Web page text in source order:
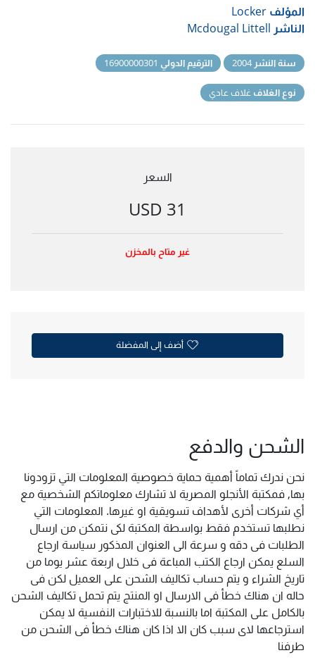
المؤلف Locker
الناشر Mcdougal Littell
سنة النشر الترقيم الدولي
نوع الغلاف غلاف عادي
السعر
31 USD
غير متاح بالمخزن
أضف إلى المفضلة
الشحن والدفع
نحن ندرك تماماً أهمية حماية خصوصية المعلومات التي تزودونا
بها, فمكتبة الأنجلو المصرية لا تشارك معلوماتكم الشخصية مع
أي شركات أخرى لأهداف تسويقية او غيرها. المعلومات التي
نطلبها تستخدم فقط بواسطة المكتبة لكى نتمكن من ارسال
الطلبات فى دقه و سرعة الى العنوان المذكور سياسة ارجاع
السلع يمكن ارجاع الكتب المباعة فى خلال اربعة عشر يوما من
تاريخ الشراء و يتم حساب تكاليف الشحن على العميل لكن فى
حاله ان هناك خطأ فى الارسال او المنتج يتم تحمل تكاليف الشحن
بالكامل على المكتبة اما بالنسبة للاختبارات النفسية لا يمكن
استرجاعها لاى سبب كان الا اذا كان هناك خطأ فى الشحن من
طرفنا